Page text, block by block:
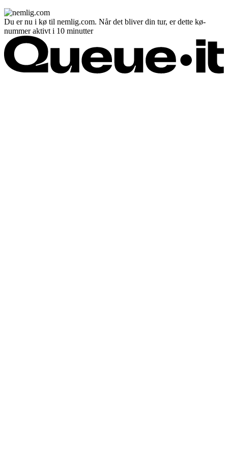
Du er nu i kø til nemlig.com. Når det bliver din tur, er dette kø-
nummer aktivt i 10 minutter